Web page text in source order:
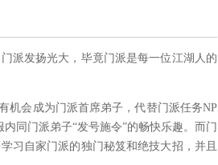
发扬光大，毕竟门派是每一位江湖人的
会成为门派首席弟子，代替门派任务NP
同门派弟子“发号施令”的畅快乐趣。而门
习自家门派的独门秘笈和绝技大招，并且